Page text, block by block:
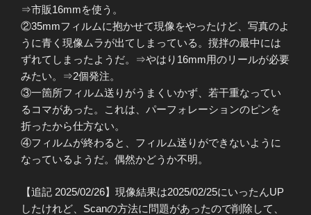
⇒市販16mmを使う。
②35mmフィルムに抱かせて現像をやったけど、写真のよ
うに青く現像ムラが出てしまっている。撹拌の最中には
ずれてしまったようだ。⇒やはり16mm用のリールが必要
みたい。⇒2個発注。
③一箇所フィルム送りがうまくいかず、若干重なってい
るコマがあった。これは、パーフォレーションのピンを
折ったから仕方ない。
④フィルムが終わると、フィルム送りができないように
なっているようだ。偶然かどうか不明。
【追記 2025/02/26】現像結果は2025/02/25にいったんUP
したけれど、Scanの方法に問題があったので削除して、